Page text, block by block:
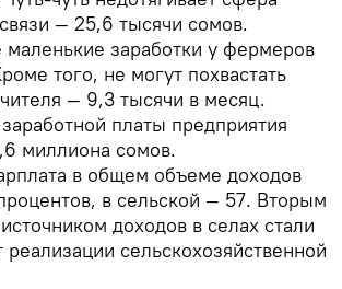
— 25,6 тысячи сомов.
заработки у фермеров
того, не могут похвастать
— 9,3 тысячи в месяц.
платы предприятия
миллиона сомов.
в общем объеме доходов
в сельской — 57. Вторым
доходов в селах стали
реализации сельскохозяйственной